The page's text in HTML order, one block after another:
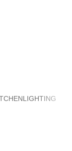
LIGHTING